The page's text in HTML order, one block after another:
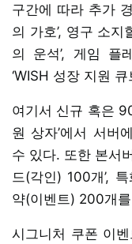
구간에 따라 추가
의 가호’, 영구 소
의 운석’, 게임 플
‘WISH 성장 지원
여기서 신규 혹은
원 상자’에서 서버
수 있다. 또한 본서
드(각인) 100개’,
약(이벤트) 200개
시그니처 쿠폰 이